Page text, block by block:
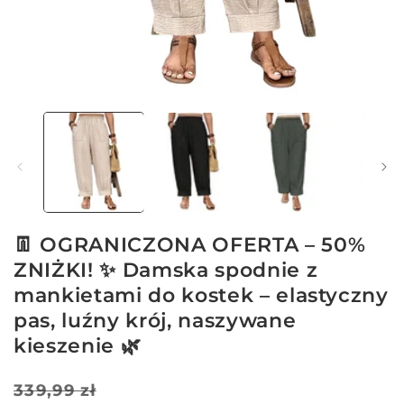
multimedia
modalnym
👖 OGRANICZONA OFERTA – 50%
ZNIŻKI! ✨ Damska spodnie z
mankietami do kostek – elastyczny
pas, luźny krój, naszywane
kieszenie 🌿
Cena
339,99 zł
Cena